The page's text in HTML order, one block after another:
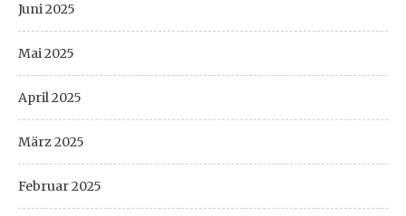
Juni 2025
Mai 2025
April 2025
März 2025
Februar 2025